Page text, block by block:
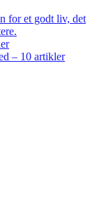
for et godt liv, det
– 10 artikler